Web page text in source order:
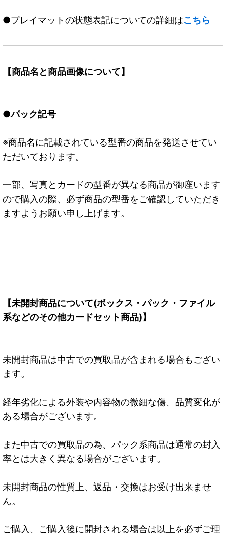
●プレイマットの状態表記についての詳細はこちら
【商品名と商品画像について】
●パック記号
※商品名に記載されている型番の商品を発送させてい
ただいております。
一部、写真とカードの型番が異なる商品が御座います
ので購入の際、必ず商品の型番をご確認していただき
ますようお願い申し上げます。
【未開封商品について(ボックス・パック・ファイル
系などのその他カードセット商品)】
未開封商品は中古での買取品が含まれる場合もござい
ます。
経年劣化による外装や内容物の微細な傷、品質変化が
ある場合がございます。
また中古での買取品の為、パック系商品は通常の封入
率とは大きく異なる場合がございます。
未開封商品の性質上、返品・交換はお受け出来ませ
ん。
ご購入、ご購入後に開封される場合は以上を必ずご理